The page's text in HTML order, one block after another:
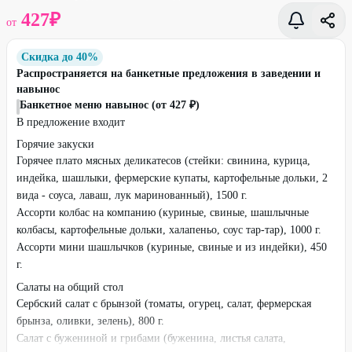
от 427₽
Скидка до 40%
Распространяется на банкетные предложения в заведении и
навынос
Банкетное меню навынос (от 427 ₽)
В предложение входит
Горячие закуски
Горячее плато мясных деликатесов (стейки: свинина, курица,
индейка, шашлыки, фермерские купаты, картофельные дольки, 2
вида - соуса, лаваш, лук маринованный), 1500 г.
Ассорти колбас на компанию (куриные, свиные, шашлычные
колбасы, картофельные дольки, халапеньо, соус тар-тар), 1000 г.
Ассорти мини шашлычков (куриные, свиные и из индейки), 450
г.
Салаты на общий стол
Сербский салат с брынзой (томаты, огурец, салат, фермерская
брынза, оливки, зелень), 800 г.
Салат с бужениной и грибами (буженина, листья салата,